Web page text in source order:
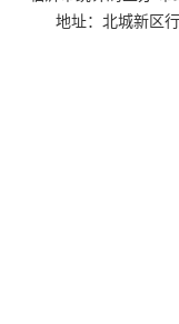
地址：北城新区